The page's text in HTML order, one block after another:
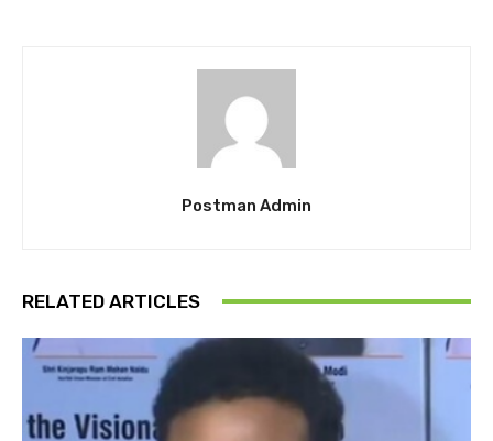
Postman Admin
RELATED ARTICLES